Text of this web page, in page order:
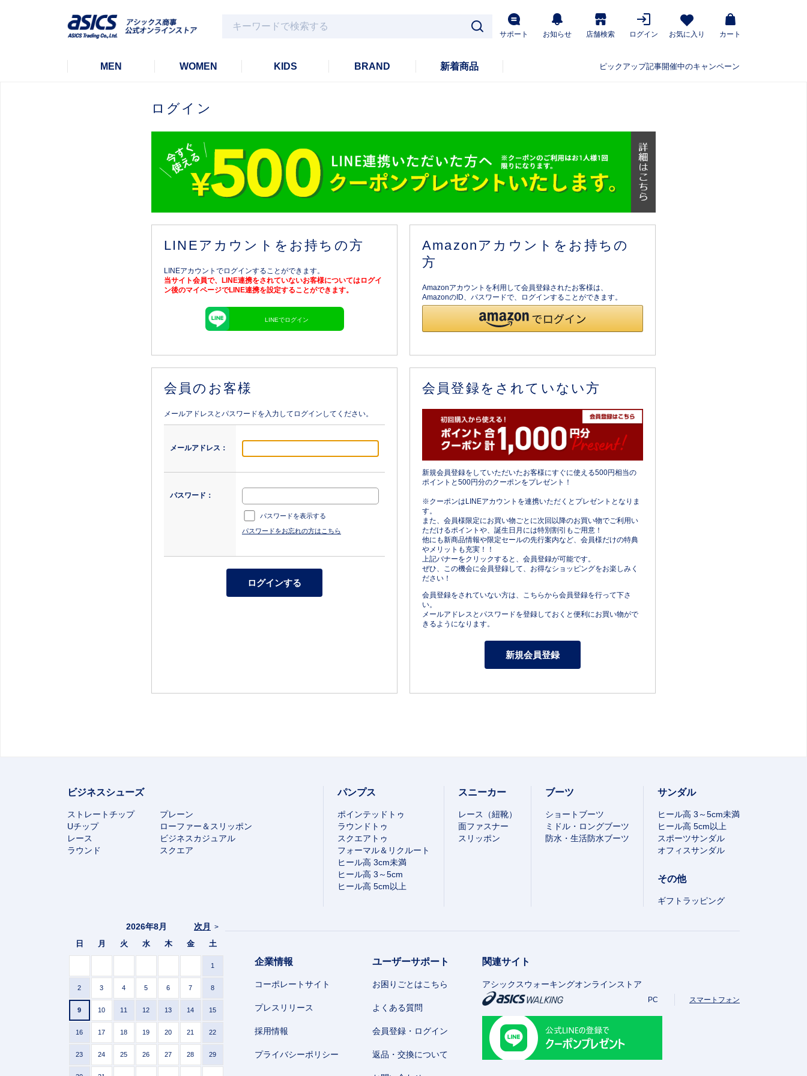
サポート お知らせ 店舗検索 ログイン お気に入り カート
MEN WOMEN KIDS BRAND 新着商品 ピックアップ記事開催中のキャンペーン
ログイン
LINEアカウントをお持ちの方
LINEアカウントでログインすることができます。
当サイト会員で、LINE連携をされていないお客様についてはログイ
ン後のマイページでLINE連携を設定することができます。
LINEでログイン
Amazonアカウントをお持ちの
方
Amazonアカウントを利用して会員登録されたお客様は、
AmazonのID、パスワードで、ログインすることができます。
会員のお客様
メールアドレスとパスワードを入力してログインしてください。
メールアドレス：
パスワード：
パスワードを表示する
パスワードをお忘れの方はこちら
会員登録をされていない方
新規会員登録をしていただいたお客様にすぐに使える500円相当の
ポイントと500円分のクーポンをプレゼント！
※クーポンはLINEアカウントを連携いただくとプレゼントとなりま
す。
また、会員様限定にお買い物ごとに次回以降のお買い物でご利用い
ただけるポイントや、誕生日月には特別割引もご用意！
他にも新商品情報や限定セールの先行案内など、会員様だけの特典
やメリットも充実！！
上記バナーをクリックすると、会員登録が可能です。
ぜひ、この機会に会員登録して、お得なショッピングをお楽しみく
ださい！
会員登録をされていない方は、こちらから会員登録を行って下さ
い。
メールアドレスとパスワードを登録しておくと便利にお買い物がで
きるようになります。
ビジネスシューズ
ストレートチップ
プレーン
Uチップ
ローファー＆スリッポン
レース
ビジネスカジュアル
ラウンド
スクエア
パンプス
ポインテッドトゥ
ラウンドトゥ
スクエアトゥ
フォーマル＆リクルート
ヒール高 3cm未満
ヒール高 3～5cm
ヒール高 5cm以上
スニーカー
レース（紐靴）
面ファスナー
スリッポン
ブーツ
ショートブーツ
ミドル・ロングブーツ
防水・生活防水ブーツ
サンダル
ヒール高 3～5cm未満
ヒール高 5cm以上
スポーツサンダル
オフィスサンダル
その他
ギフトラッピング
次月 >
2026年8月
日 月 火 水 木 金 土
1
2 3 4 5 6 7 8
9 10 11 12 13 14 15
16 17 18 19 20 21 22
23 24 25 26 27 28 29
企業情報
コーポレートサイト
プレスリリース
採用情報
プライバシーポリシー
ユーザーサポート
お困りごとはこちら
よくある質問
会員登録・ログイン
返品・交換について
関連サイト
アシックスウォーキングオンラインストア
PC スマートフォン